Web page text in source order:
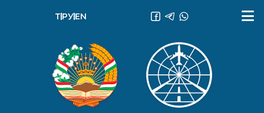
ТҶ РУEN